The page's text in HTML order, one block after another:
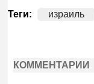
Теги: израиль
КОММЕНТАРИИ